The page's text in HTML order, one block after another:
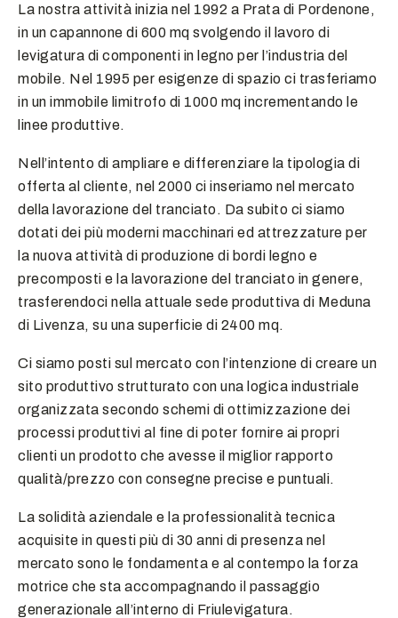
La nostra attività inizia nel 1992 a Prata di Pordenone,
in un capannone di 600 mq svolgendo il lavoro di
levigatura di componenti in legno per l’industria del
mobile. Nel 1995 per esigenze di spazio ci trasferiamo
in un immobile limitrofo di 1000 mq incrementando le
linee produttive.
Nell’intento di ampliare e differenziare la tipologia di
offerta al cliente, nel 2000 ci inseriamo nel mercato
della lavorazione del tranciato. Da subito ci siamo
dotati dei più moderni macchinari ed attrezzature per
la nuova attività di produzione di bordi legno e
precomposti e la lavorazione del tranciato in genere,
trasferendoci nella attuale sede produttiva di Meduna
di Livenza, su una superficie di 2400 mq.
Ci siamo posti sul mercato con l’intenzione di creare un
sito produttivo strutturato con una logica industriale
organizzata secondo schemi di ottimizzazione dei
processi produttivi al fine di poter fornire ai propri
clienti un prodotto che avesse il miglior rapporto
qualità/prezzo con consegne precise e puntuali.
La solidità aziendale e la professionalità tecnica
acquisite in questi più di 30 anni di presenza nel
mercato sono le fondamenta e al contempo la forza
motrice che sta accompagnando il passaggio
generazionale all’interno di Friulevigatura.